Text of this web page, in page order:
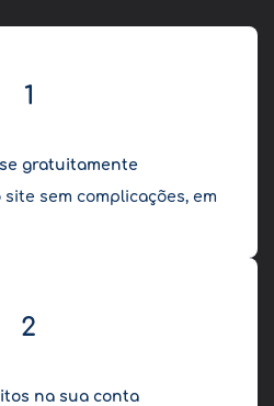
1
gratuitamente
sem complicações, em
2
na sua conta